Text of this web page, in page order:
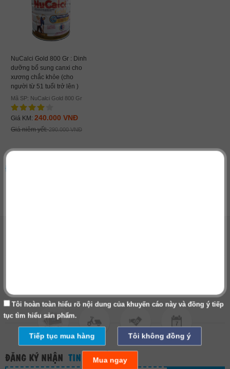
NuCalci Gold 800 Gr : Dinh
dưỡng bổ sung canxi cho
xương chắc khỏe (cho
người từ 51 tuổi trở lên )
Mã SP: NuCalci Gold 800 Gr
Giá KM: 240.000 VNĐ
Giá niêm yết:290.000 VNĐ
Tôi hoàn toàn hiểu rõ nội dung của khuyến cáo này và đồng ý tiếp
tục tìm hiểu sản phẩm.
Tiếp tục mua hàng Tôi không đồng ý
Mua ngay
ĐỐI TÁC - KHÁCH HÀNG
ĐĂNG KÝ NHẬN TIN KHUYẾN MẠI